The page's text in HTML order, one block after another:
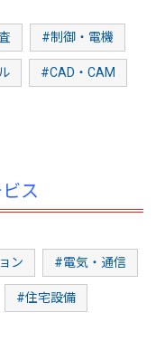
#制御・電機
#CAD・CAM
ス
ン #電気・通信
#住宅設備